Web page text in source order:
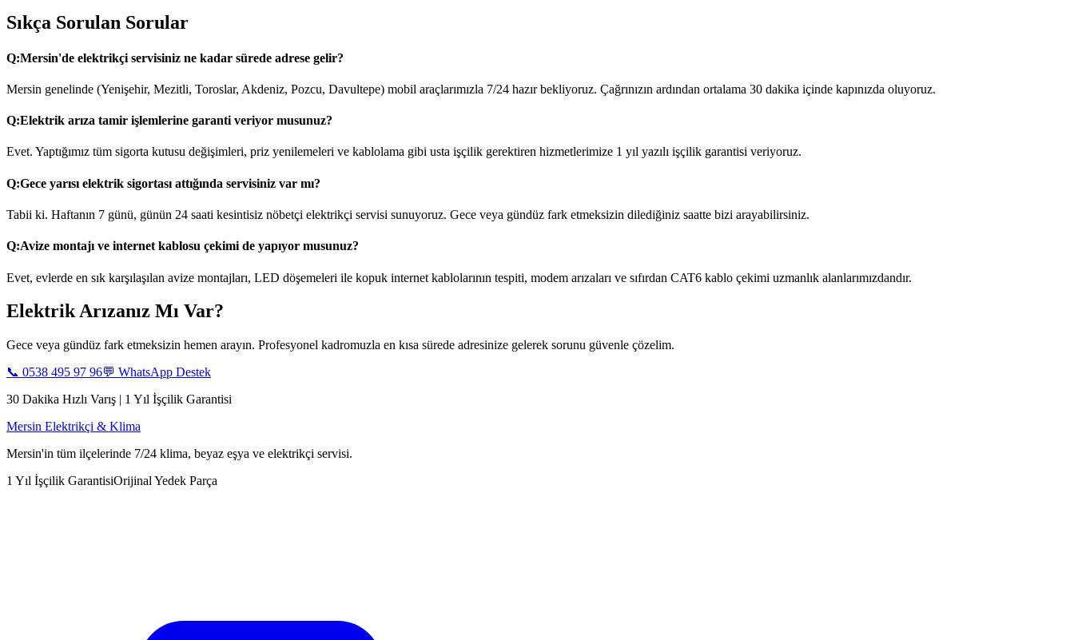
Sıkça Sorulan Sorular
Q:Mersin'de elektrikçi servisiniz ne kadar sürede adrese gelir?
Mersin genelinde (Yenişehir, Mezitli, Toroslar, Akdeniz, Pozcu, Davultepe) mobil araçlarımızla 7/24 hazır bekliyoruz. Çağrınızın ardından ortalama 30 dakika içinde kapınızda oluyoruz.
Q:Elektrik arıza tamir işlemlerine garanti veriyor musunuz?
Evet. Yaptığımız tüm sigorta kutusu değişimleri, priz yenilemeleri ve kablolama gibi usta işçilik gerektiren hizmetlerimize 1 yıl yazılı işçilik garantisi veriyoruz.
Q:Gece yarısı elektrik sigortası attığında servisiniz var mı?
Tabii ki. Haftanın 7 günü, günün 24 saati kesintisiz nöbetçi elektrikçi servisi sunuyoruz. Gece veya gündüz fark etmeksizin dilediğiniz saatte bizi arayabilirsiniz.
Q:Avize montajı ve internet kablosu çekimi de yapıyor musunuz?
Evet, evlerde en sık karşılaşılan avize montajları, LED döşemeleri ile kopuk internet kablolarının tespiti, modem arızaları ve sıfırdan CAT6 kablo çekimi uzmanlık alanlarımızdandır.
Elektrik Arızanız Mı Var?
Gece veya gündüz fark etmeksizin hemen arayın. Profesyonel kadromuzla en kısa sürede adresinize gelerek sorunu güvenle çözelim.
📞 0538 495 97 96💬 WhatsApp Destek
30 Dakika Hızlı Varış | 1 Yıl İşçilik Garantisi
Mersin Elektrikçi & Klima
Mersin'in tüm ilçelerinde 7/24 klima, beyaz eşya ve elektrikçi servisi.
1 Yıl İşçilik GarantisiOrijinal Yedek Parça